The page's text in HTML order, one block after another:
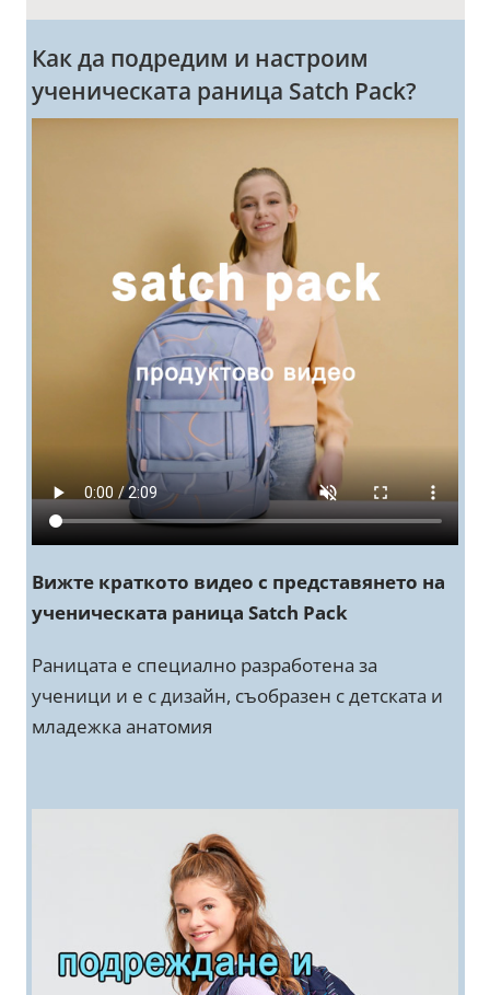
Как да подредим и настроим
ученическата раница Satch Pack?
Вижте краткото видео с представянето на
ученическата раница Satch Pack
Раницата е специално разработена за
ученици и е с дизайн, съобразен с детската и
младежка анатомия